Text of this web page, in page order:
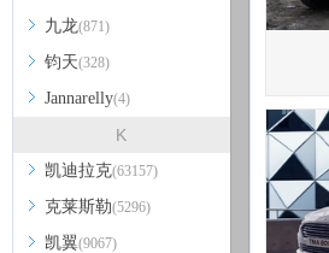
九龙(871)
钧天(328)
Jannarelly(4)
K
凯迪拉克(63157)
克莱斯勒(5296)
凯翼(9067)